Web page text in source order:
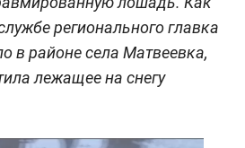
регионального главка
в районе села Матвеевка,
лежащее на снегу